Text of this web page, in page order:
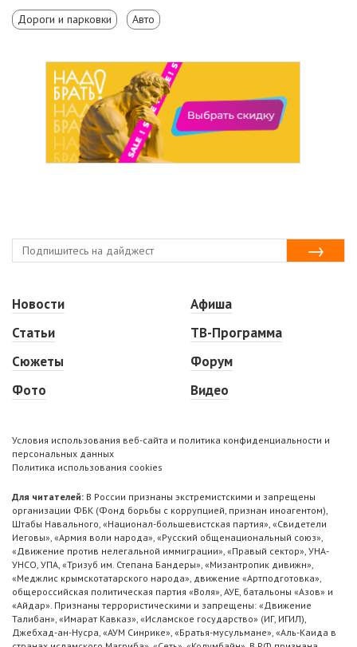
Дороги и парковки Авто
Новости
Статьи
Сюжеты
Фото
Афиша
ТВ-Программа
Форум
Видео
Условия использования веб-сайта и политика конфиденциальности и
персональных данных
Политика использования cookies
Для читателей: В России признаны экстремистскими и запрещены
организации ФБК (Фонд борьбы с коррупцией, признан иноагентом),
Штабы Навального, «Национал-большевистская партия», «Свидетели
Иеговы», «Армия воли народа», «Русский общенациональный союз»,
«Движение против нелегальной иммиграции», «Правый сектор», УНА-
УНСО, УПА, «Тризуб им. Степана Бандеры», «Мизантропик дивижн»,
«Меджлис крымскотатарского народа», движение «Артподготовка»,
общероссийская политическая партия «Воля», АУЕ, батальоны «Азов» и
«Айдар». Признаны террористическими и запрещены: «Движение
Талибан», «Имарат Кавказ», «Исламское государство» (ИГ, ИГИЛ),
Джебхад-ан-Нусра, «АУМ Синрике», «Братья-мусульмане», «Аль-Каида в